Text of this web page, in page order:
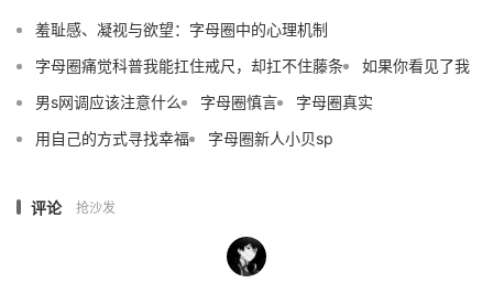
羞耻感、凝视与欲望：字母圈中的心理机制
字母圈痛觉科普我能扛住戒尺，却扛不住藤条
如果你看见了我
男s网调应该注意什么
字母圈慎言
字母圈真实
用自己的方式寻找幸福
字母圈新人小贝sp
评论 抢沙发